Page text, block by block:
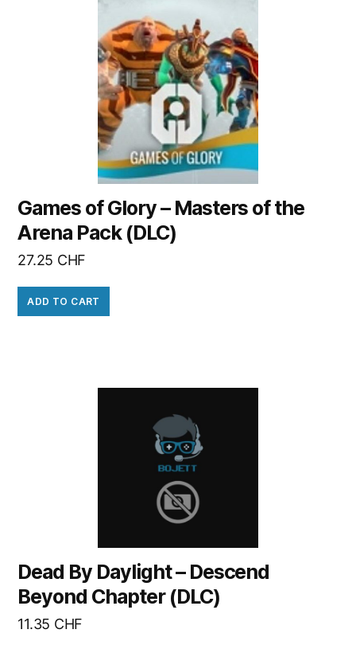
Games of Glory – Masters of the
Arena Pack (DLC)
27.25 CHF
ADD TO CART
Dead By Daylight – Descend
Beyond Chapter (DLC)
11.35 CHF